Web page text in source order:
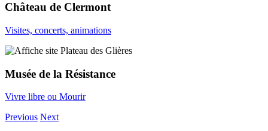
Château de Clermont
Visites, concerts, animations
Musée de la Résistance
Vivre libre ou Mourir
Previous Next